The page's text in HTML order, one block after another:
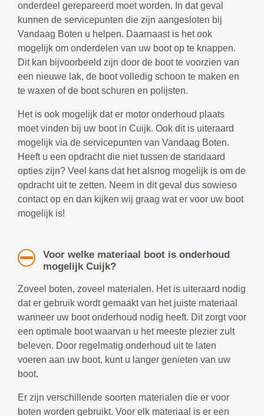
onderdeel gerepareerd moet worden. In dat geval
kunnen de servicepunten die zijn aangesloten bij
Vandaag Boten u helpen. Daarnaast is het ook
mogelijk om onderdelen van uw boot op te knappen.
Dit kan bijvoorbeeld zijn door de boot te voorzien van
een nieuwe lak, de boot volledig schoon te maken en
te waxen of de boot schuren en polijsten.
Het is ook mogelijk dat er motor onderhoud plaats
moet vinden bij uw boot in Cuijk. Ook dit is uiteraard
mogelijk via de servicepunten van Vandaag Boten.
Heeft u een opdracht die niet tussen de standaard
opties zijn? Veel kans dat het alsnog mogelijk is om de
opdracht uit te zetten. Neem in dit geval dus sowieso
contact op en dan kijken wij graag wat er voor uw boot
mogelijk is!
Voor welke materiaal boot is onderhoud
mogelijk Cuijk?
Zoveel boten, zoveel materialen. Het is uiteraard nodig
dat er gebruik wordt gemaakt van het juiste materiaal
wanneer uw boot onderhoud nodig heeft. Dit zorgt voor
een optimale boot waarvan u het meeste plezier zult
beleven. Door regelmatig onderhoud uit te laten
voeren aan uw boot, kunt u langer genieten van uw
boot.
Er zijn verschillende soorten materialen die er voor
boten worden gebruikt. Voor elk materiaal is er een